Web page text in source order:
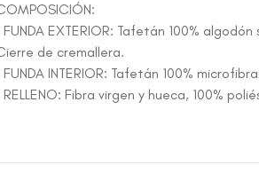
FUNDA EXTERIOR: Tafetán 100%
de cremallera.
FUNDA INTERIOR: Tafetán 100%
RELLENO: Fibra virgen y hueca, 100%